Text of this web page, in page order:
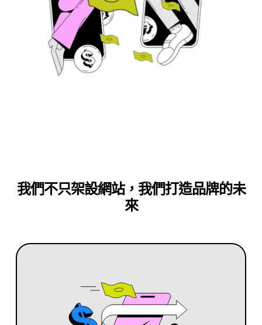
我們不只架設網站，我們打造品牌的未
來